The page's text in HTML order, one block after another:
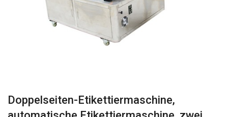
Doppelseiten-Etikettiermaschine,